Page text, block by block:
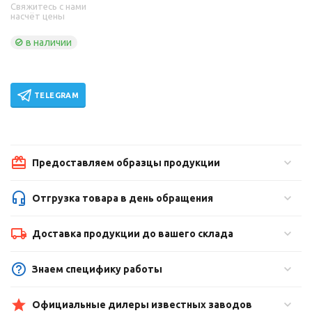
Свяжитесь с нами
насчёт цены
в наличии
TELEGRAM
Предоставляем образцы продукции
Отгрузка товара в день обращения
Доставка продукции до вашего склада
Знаем специфику работы
Официальные дилеры известных заводов